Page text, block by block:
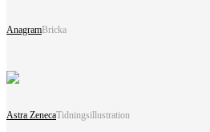
AnagramBricka
Astra ZenecaTidningsillustration